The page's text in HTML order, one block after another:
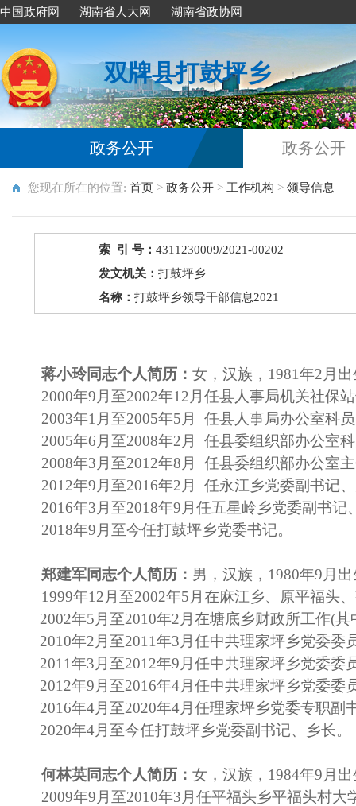
中国政府网 湖南省人大网 湖南省政协网
双牌县打鼓坪乡
政务公开 政务公开
您现在所在的位置: 首页 > 政务公开 > 工作机构 > 领导信息
索 引 号：4311230009/2021-00202
发文机关：打鼓坪乡
名称：打鼓坪乡领导干部信息2021
蒋小玲同志个人简历：女，汉族，1981年2月
2000年9月至2002年12月任县人事局机关社保
2003年1月至2005年5月
任县人事局办公室科
2005年6月至2008年2月
任县委组织部办公室
2008年3月至2012年8月
任县委组织部办公室
2012年9月至2016年2月 任永江乡党委副书记
2016年3月至2018年9月任五星岭乡党委副书记
2018年9月至今任打鼓坪乡党委书记。
郑建军同志个人简历： 男 ，汉族，1980年9月
1999年12月至2002年5月在麻江乡、原平福头
2002年5月至2010年2月在塘底乡财政所工作(其
2010年2月至2011年3月任中共理家坪乡党委委
2011年3月至2012年9月任中共理家坪乡党委委
2012年9月至2016年4月任中共理家坪乡党委委
2016年4月至2020年4月任理家坪乡党委专职副
2020年4月至今任打鼓坪乡党委副书记、乡长。
何林英同志个人简历：女，汉族，1984年9月
2009年9月至2010年3月任平福头乡平福头村大